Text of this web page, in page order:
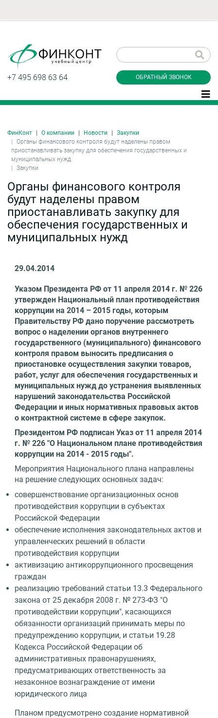
+7 495 698 63 64 ОБРАТНЫЙ ЗВОНОК
ФинКонт О компании Новости
Закупки
Органы финансового контроля будут наделены правом
приостанавливать закупку для обеспечения государственных и
муниципальных нужд
Закупки
Органы финансового контроля
будут наделены правом
приостанавливать закупку для
обеспечения государственных и
муниципальных нужд
29.04.2014
Указом Президента РФ от 11 апреля 2014 г. № 226
утвержден Национальный план противодействия
коррупции на 2014 – 2015 годы, которым
Правительству РФ дано поручение рассмотреть
вопрос о наделении органов внутреннего
государственного (муниципального) финансового
контроля правом выносить предписания о
приостановке осуществления закупки товаров,
работ, услуг для обеспечения государственных и
муниципальных нужд до устранения выявленных
нарушений законодательства Российской
Федерации и иных нормативных правовых актов
о контрактной системе в сфере закупок.
Президентом РФ подписан Указ от 11 апреля 2014
г. № 226 "О Национальном плане противодействия
коррупции на 2014 - 2015 годы".
Мероприятия Национального плана направлены
на решение следующих основных задач:
совершенствование организационных основ
противодействия коррупции в субъектах
Российской Федерации
обеспечение исполнения законодательных актов и
управленческих решений в области
противодействия коррупции
активизацию антикоррупционного просвещения
граждан
реализацию требований статьи 13.3 Федерального
закона от 25 декабря 2008 г. № 273-ФЗ "О
противодействии коррупции", касающихся
обязанности организаций принимать меры по
предупреждению коррупции, и статьи 19.28
Кодекса Российской Федерации об
административных правонарушениях,
предусматривающих ответственность за
незаконное вознаграждение от имени
юридического лица
Планом предусмотрено создание нормативной
звонок
Даю согласие на обработку персональных
данные и соглашаюсь сполитикой
конфиденциальности
Заказать